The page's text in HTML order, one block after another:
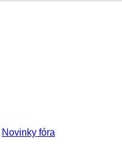
Novinky fóra